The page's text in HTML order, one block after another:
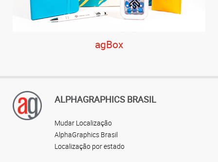
agBox
ALPHAGRAPHICS BRASIL
Mudar Localização
AlphaGraphics Brasil
Localização por estado